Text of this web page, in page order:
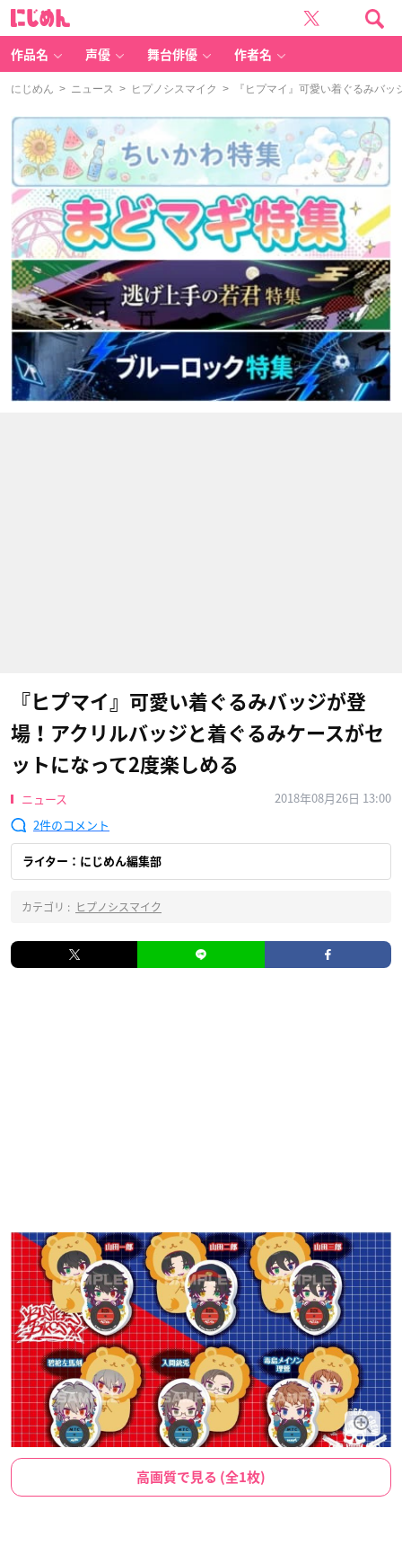
作品名 声優 舞台俳優 作者名
にじめん > ニュース > ヒプノシスマイク > 『ヒプマイ』可愛い着ぐるみバッ
『ヒプマイ』可愛い着ぐるみバッジが登
場！アクリルバッジと着ぐるみケースがセ
ットになって2度楽しめる
ニュース
2018年08月26日 13:00
2
ライター：にじめん編集部
カテゴリ : ヒプノシスマイク
高画質で見る (全1枚)